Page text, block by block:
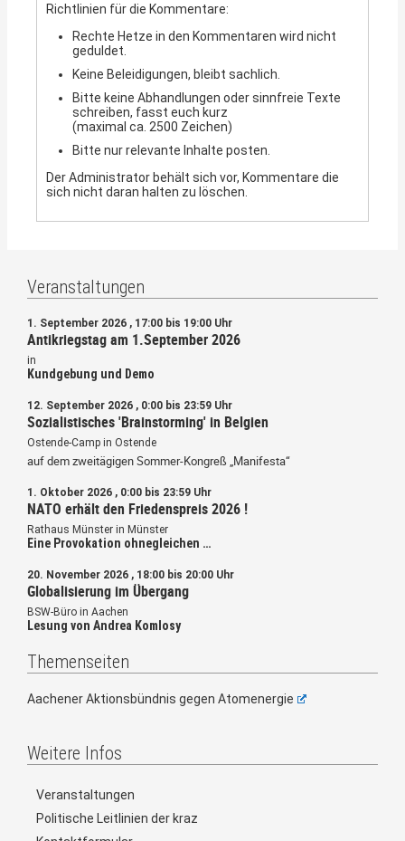
Richtlinien für die Kommentare:
Rechte Hetze in den Kommentaren wird nicht
geduldet.
Keine Beleidigungen, bleibt sachlich.
Bitte keine Abhandlungen oder sinnfreie Texte
schreiben, fasst euch kurz
(maximal ca. 2500 Zeichen)
Bitte nur relevante Inhalte posten.
Der Administrator behält sich vor, Kommentare die
sich nicht daran halten zu löschen.
Veranstaltungen
1. September 2026 , 17:00 bis 19:00 Uhr
Antikriegstag am 1.September 2026
in
Kundgebung und Demo
12. September 2026 , 0:00 bis 23:59 Uhr
Sozialistisches 'Brainstorming' in Belgien
Ostende-Camp in Ostende
auf dem zweitägigen Sommer-Kongreß „Manifesta“
1. Oktober 2026 , 0:00 bis 23:59 Uhr
NATO erhält den Friedenspreis 2026 !
Rathaus Münster in Münster
Eine Provokation ohnegleichen …
20. November 2026 , 18:00 bis 20:00 Uhr
Globalisierung im Übergang
BSW-Büro in Aachen
Lesung von Andrea Komlosy
Themenseiten
Aachener Aktionsbündnis gegen Atomenergie
Weitere Infos
Veranstaltungen
Politische Leitlinien der kraz